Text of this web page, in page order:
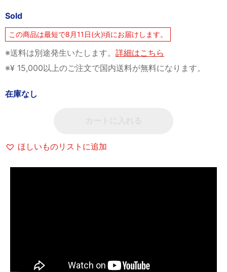
Sold
この商品は最短で8月11日(火)頃にお届けします。
※送料は別途発生いたします。 詳細はこちら
※¥ 15,000以上のご注文で国内送料が無料になります。
在庫なし
ほしいものリストに追加